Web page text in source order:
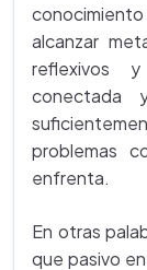
alcanzar
reflexivos
conectada
problemas
enfrenta.
En otras
que pasivo